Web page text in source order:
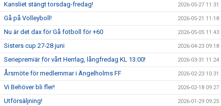
Kansliet stängt torsdag-fredag! 2026-05-27 11:31
Gå på Volleyboll! 2026-05-21 11:18
Nu är det dax för Gå fotboll för +60 2026-05-05 11:43
Sisters cup 27-28 juni 2026-04-23 09:18
Seriepremiär för vårt Herrlag, långfredag KL 13:00! 2026-03-31 11:24
Årsmöte för medlemmar i Ängelholms FF 2026-02-23 10:31
Vi Behöver bli fler! 2026-02-18 09:27
Utförsäljning! 2026-01-29 09:25